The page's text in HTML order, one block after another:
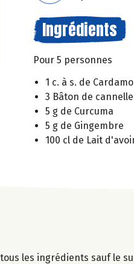
Ingrédients
Pour 5 personnes
1 c. à s. de
3 Bâton de cannelle
5 g de Curcuma
5 g de Gingembre
100 cl de Lait
les ingrédients sauf le